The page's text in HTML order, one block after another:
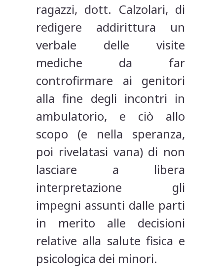
ragazzi, dott. Calzolari, di
redigere addirittura un
verbale delle visite
mediche da far
controfirmare ai genitori
alla fine degli incontri in
ambulatorio, e ciò allo
scopo (e nella speranza,
poi rivelatasi vana) di non
lasciare a libera
interpretazione gli
impegni assunti dalle parti
in merito alle decisioni
relative alla salute fisica e
psicologica dei minori.